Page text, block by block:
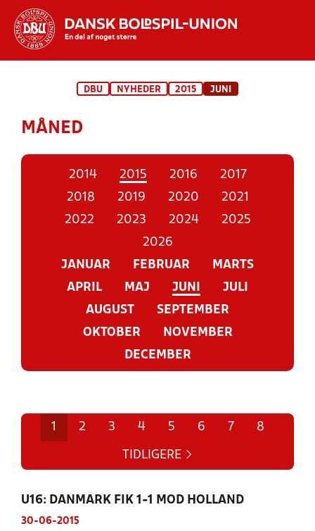
STILLINGER, RESULTATER, KLUBBER OG
DBU NYHEDER 2015 JUNI
MÅNED
2014 2015 2016
2017
2018
2019 2020
2021
2022
2023 2024
2025
2026
JANUAR
FEBRUAR
MARTS
APRIL
MAJ JUNI
JULI
AUGUST
SEPTEMBER
OKTOBER
NOVEMBER
DECEMBER
1 2 3 4 5 6 7 8
TIDLIGERE
U16: DANMARK FIK 1-1 MOD HOLLAND
30-06-2015